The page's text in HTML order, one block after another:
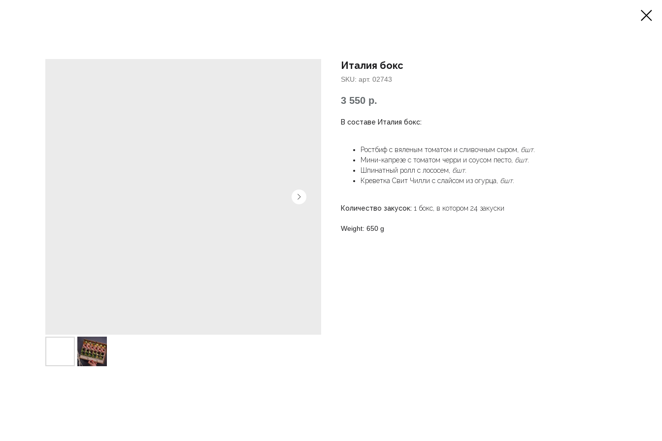
Италия бокс
SKU: арт. 02743
3 550 р.
В составе Италия бокс:
Ростбиф с вяленым томатом и сливочным сыром, 6шт.
Мини-капрезе с томатом черри и соусом песто, 6шт.
Шпинатный ролл с лососем, 6шт.
Креветка Свит Чилли с слайсом из огурца, 6шт.
Количество закусок: 1 бокс, в котором 24 закуски
Weight: 650 g